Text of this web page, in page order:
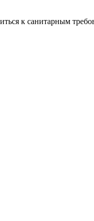
к санитарным